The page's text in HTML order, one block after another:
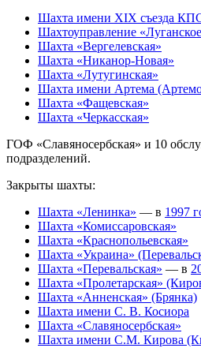
Шахта имени ХІХ съезда
Шахтоуправление
Шахта «Вергелевская»
Шахта «Никанор-Новая»
Шахта «Лутугинская»
Шахта имени Артема
Шахта «Фащевская»
Шахта «Черкасская»
ГОФ «Славяносербская» и 10
подразделений.
Закрыты шахты:
Шахта «Ленинка» — в 1997
Шахта «Комиссаровская»
Шахта «Краснопольевская»
Шахта «Украина»
Шахта «Перевальская» — в
Шахта «Пролетарская»
Шахта «Анненская» (Брянка)
Шахта имени С. В. Косиора
Шахта «Славяносербская»
Шахта имени С.М. Кирова